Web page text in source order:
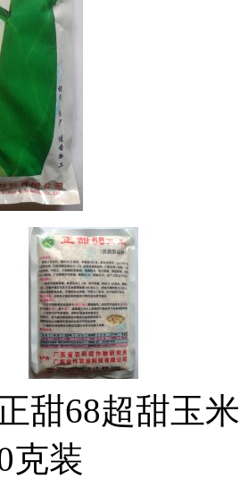
甜68超甜玉
克装